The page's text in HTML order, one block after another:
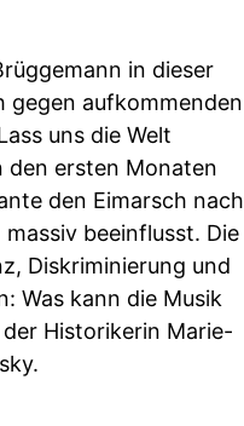
in dieser
gegen aufkommenden
uns die Welt
den ersten Monaten
den Eimarsch nach
beeinflusst. Die
Diskriminierung und
Was kann die Musik
Historikerin Marie-